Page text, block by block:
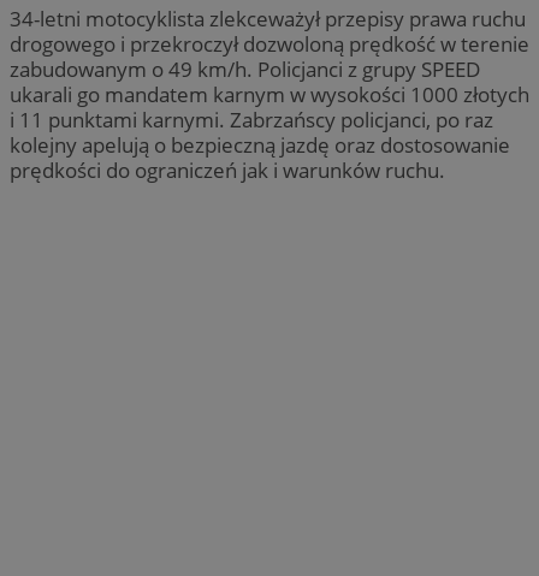
34-letni motocyklista zlekceważył przepisy prawa ruchu
drogowego i przekroczył dozwoloną prędkość w terenie
zabudowanym o 49 km/h. Policjanci z grupy SPEED
ukarali go mandatem karnym w wysokości 1000 złotych
i 11 punktami karnymi. Zabrzańscy policjanci, po raz
kolejny apelują o bezpieczną jazdę oraz dostosowanie
prędkości do ograniczeń jak i warunków ruchu.